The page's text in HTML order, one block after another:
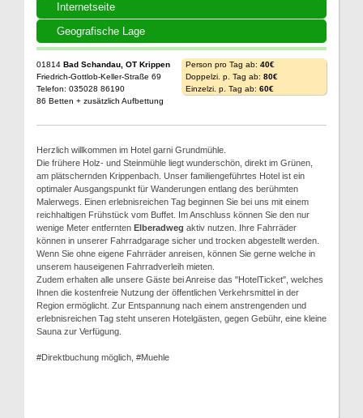
Internetseite
Geografische Lage
01814 Bad Schandau, OT Krippen
Friedrich-Gottlob-Keller-Straße 69
Telefon: 035028 86190
86 Betten + zusätzlich Aufbettung
Person pro Tag ab: 40€
Doppelzi. p. Tag ab: 80€
Einzelzi. p. Tag ab: 60€
Herzlich willkommen im Hotel garni Grundmühle.
Die frühere Holz- und Steinmühle liegt wunderschön, direkt im Grünen,
am plätschernden Krippenbach. Unser familiengeführtes Hotel ist ein
optimaler Ausgangspunkt für Wanderungen entlang des berühmten
Malerwegs. Einen erlebnisreichen Tag beginnen Sie bei uns mit einem
reichhaltigen Frühstück vom Buffet. Im Anschluss können Sie den nur
wenige Meter entfernten Elberadweg aktiv nutzen. Ihre Fahrräder
können in unserer Fahrradgarage sicher und trocken abgestellt werden.
Wenn Sie ohne eigene Fahrräder anreisen, können Sie gerne welche in
unserem hauseigenen Fahrradverleih mieten.
Zudem erhalten alle unsere Gäste bei Anreise das "HotelTicket", welches
Ihnen die kostenfreie Nutzung der öffentlichen Verkehrsmittel in der
Region ermöglicht. Zur Entspannung nach einem anstrengenden und
erlebnisreichen Tag steht unseren Hotelgästen, gegen Gebühr, eine kleine
Sauna zur Verfügung.
#Direktbuchung möglich, #Muehle